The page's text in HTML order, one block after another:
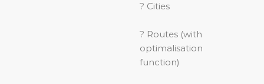
? Cities
? Routes (with
optimalisation
function)